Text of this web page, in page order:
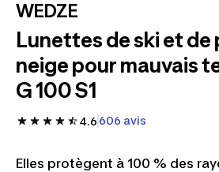
WEDZE
Lunettes de ski et de
neige pour mauvais
G 100 S1
4.6 606 avis
Elles protègent à 100 % des